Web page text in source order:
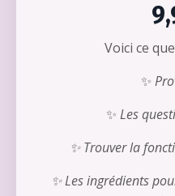
Voici ce
✨
✨ Les
✨ Trouver la
✨ Les ingrédients